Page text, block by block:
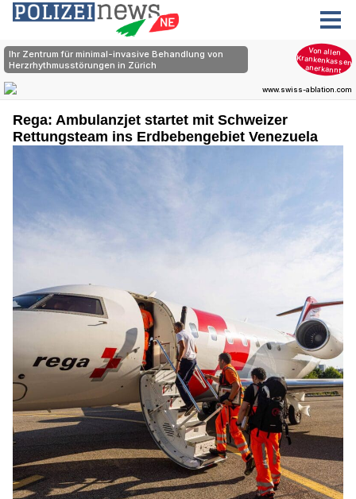
Rega: Ambulanzjet startet mit Schweizer
Rettungsteam ins Erdbebengebiet Venezuela